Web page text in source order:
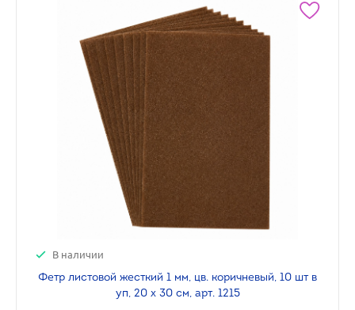
В наличии
Фетр листовой жесткий 1 мм, цв. коричневый, 10 шт в
уп, 20 х 30 см, арт. 1215